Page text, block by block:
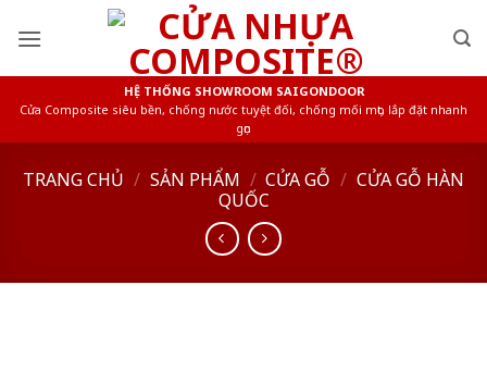
HỆ THỐNG SHOWROOM SAIGONDOOR
Cửa Composite siêu bền, chống nước tuyệt đối, chống mối mọt, lắp đặt nhanh
gọn
TRANG CHỦ / SẢN PHẨM / CỬA GỖ / CỬA GỖ HÀN
QUỐC